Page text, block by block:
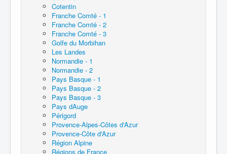
Cotentin
Franche Comté - 1
Franche Comté - 2
Franche Comté - 3
Golfe du Morbihan
Les Landes
Normandie - 1
Normandie - 2
Pays Basque - 1
Pays Basque - 2
Pays Basque - 3
Pays dAuge
Périgord
Provence-Alpes-Côtes d'Azur
Provence-Côte d'Azur
Région Alpine
Régions de France